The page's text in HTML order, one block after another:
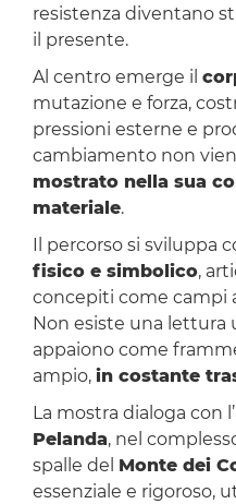
resistenza diventano
il presente.
Al centro emerge il
mutazione e forza,
pressioni esterne e
cambiamento non
mostrato nella sua
materiale.
Il percorso si sviluppa
fisico e simbolico,
concepiti come campi
Non esiste una lettura
appaiono come
ampio, in costante
La mostra dialoga con
Pelanda, nel
spalle del Monte dei
essenziale e rigoroso,